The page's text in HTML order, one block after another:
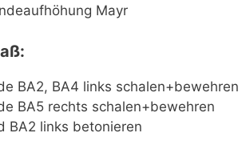
Mayr
BA2, BA4 links schalen+bewehren
BA5 rechts schalen+bewehren
BA2 links betonieren